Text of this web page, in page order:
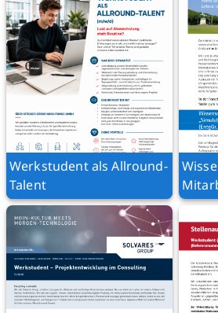
Werkstudent als Allround-
Talent
m/w/
13